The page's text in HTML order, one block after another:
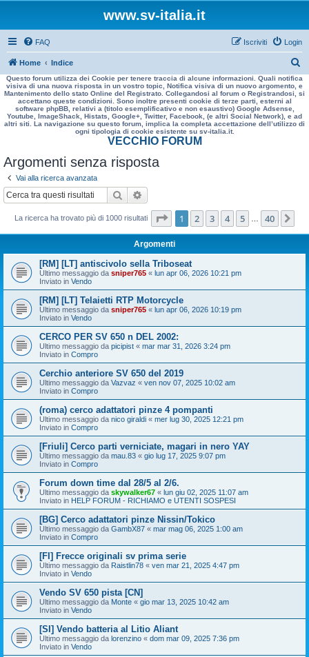
www.sv-italia.it
FAQ Login
Iscriviti
Home Indice
e
r
a
Questo forum utilizza dei Cookie per tenere traccia di alcune informazioni. Quali notifica
visiva di una nuova risposta in un vostro topic, Notifica visiva di un nuovo argomento, e
Mantenimento dello stato Online del Registrato. Collegandosi al forum o Registrandosi, si
accettano queste condizioni. Sono inoltre presenti cookie di terze parti, esterni al
software phpBB, relativi a (titolo esemplificativo e non esaustivo) Google Adsense,
Youtube, ImageShack, Histats, Google+, Twitter, Facebook, (e altri Social Network), e ad
altri siti. La navigazione su questo forum, implica la completa accettazione dell’utilizzo di
ogni tipologia di cookie esistente su sv-italia.it.
VECCHIO FORUM
Argomenti senza risposta
Vai alla ricerca avanzata
Cerca
La ricerca ha trovato più di 1000 risultati Pagina di 40
1 2 3 4 5 40
Argomenti
[RM] [LT] antiscivolo sella Triboseat
Ultimo messaggio da sniper765 « lun apr 06, 2026 10:21 pm
Inviato in Vendo
[RM] [LT] Telaietti RTP Motorcycle
Ultimo messaggio da sniper765 « lun apr 06, 2026 10:19 pm
Inviato in Vendo
CERCO PER SV 650 n DEL 2002:
Ultimo messaggio da picipist « mar mar 31, 2026 3:24 pm
Inviato in Compro
Cerchio anteriore SV 650 del 2019
Ultimo messaggio da Vazvaz « ven nov 07, 2025 10:02 am
Inviato in Compro
(roma) cerco adattatori pinze 4 pompanti
Ultimo messaggio da nico giraldi « mer lug 30, 2025 12:21 pm
Inviato in Compro
[Friuli] Cerco parti verniciate, magari in nero YAY
Ultimo messaggio da mau.83 « gio lug 17, 2025 9:07 pm
Inviato in Compro
Forum down time dal 28/5 al 2/6.
Ultimo messaggio da skywalker67 « lun giu 02, 2025 11:07 am
Inviato in HELP FORUM - RICHIAMO e UTENTI SOSPESI
[BG] Cerco adattatori pinze Nissin/Tokico
Ultimo messaggio da GambX87 « mar mag 06, 2025 1:00 am
Inviato in Compro
[FI] Frecce originali sv prima serie
Ultimo messaggio da Raistlin78 « ven mar 21, 2025 4:47 pm
Inviato in Vendo
Vendo SV 650 pista [CN]
Ultimo messaggio da Monte « gio mar 13, 2025 10:42 am
Inviato in Vendo
[SI] Vendo batteria al Litio Aliant
Ultimo messaggio da lorenzino « dom mar 09, 2025 7:36 pm
Inviato in Vendo